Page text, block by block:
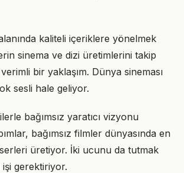
kaliteli içeriklere yönelmek
sinema ve dizi üretimlerini takip
bir yaklaşım. Dünya sineması
sesli hale geliyor.
bağımsız yaratıcı vizyonu
bağımsız filmler dünyasında en
üretiyor. İki ucunu da tutmak
gerektiriyor.